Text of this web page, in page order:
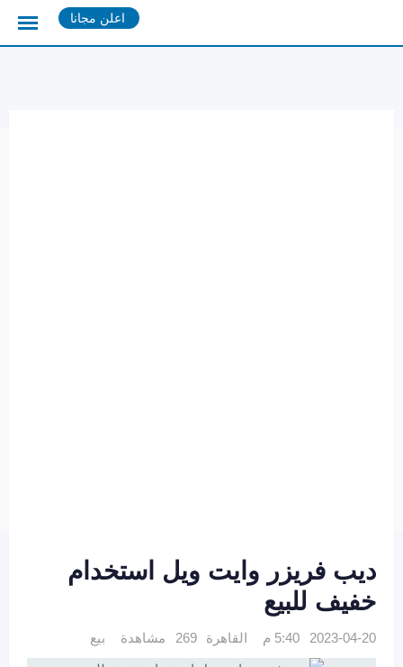
اعلن مجانا
ديب فريزر وايت ويل استخدام
خفيف للبيع
2023-04-20 5:40 م القاهرة 269 مشاهدة بيع